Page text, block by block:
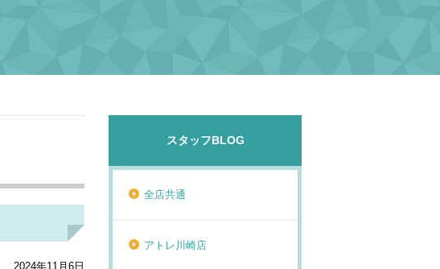
2024年11月6日
スタッフBLOG
全店共通
アトレ川崎店